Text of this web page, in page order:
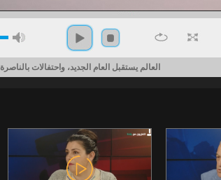
العالم يستقبل العام الجديد، واحتفالات بالناصرة